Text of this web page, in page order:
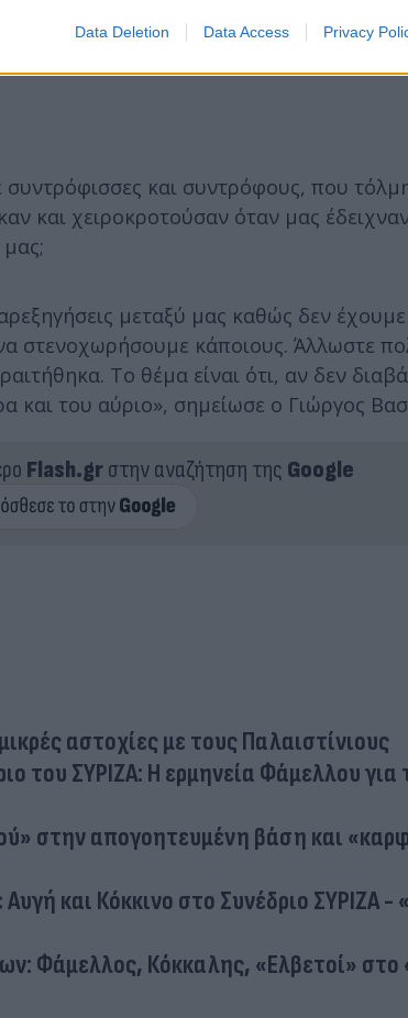
Data Deletion Data Access Privacy
συντρόφισσες και συντρόφους, που
και χειροκροτούσαν όταν μας
μεταξύ μας καθώς δεν
στενοχωρήσουμε κάποιους. Άλλωστε
Το θέμα είναι ότι, αν δεν
του αύριο», σημείωσε ο Γιώργος
Flash.grστην αναζήτηση της Google
αστοχίες με τους Παλαιστίνιους
του ΣΥΡΙΖΑ: Η ερμηνεία Φάμελλου για
στην απογοητευμένη βάση και
και Κόκκινο στο Συνέδριο ΣΥΡΙΖΑ
Φάμελλος, Κόκκαλης, «Ελβετοί»